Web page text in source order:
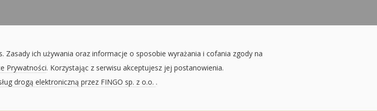
Zasady ich używania oraz informacje o sposobie wyrażania i cofania zgody na
Prywatności. Korzystając z serwisu akceptujesz jej postanowienia.
drogą elektroniczną przez FINGO sp. z o.o. .